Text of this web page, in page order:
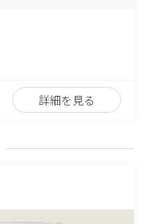
詳細を見る